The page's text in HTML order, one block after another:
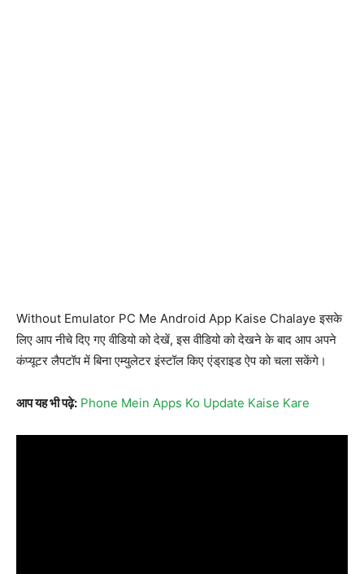
Without Emulator PC Me Android App Kaise Chalaye इसके
लिए आप नीचे दिए गए वीडियो को देखें, इस वीडियो को देखने के बाद आप अपने
कंप्यूटर लैपटॉप में बिना एम्युलेटर इंस्टॉल किए एंड्राइड ऐप को चला सकेंगे।
आप यह भी पढ़े: Phone Mein Apps Ko Update Kaise Kare